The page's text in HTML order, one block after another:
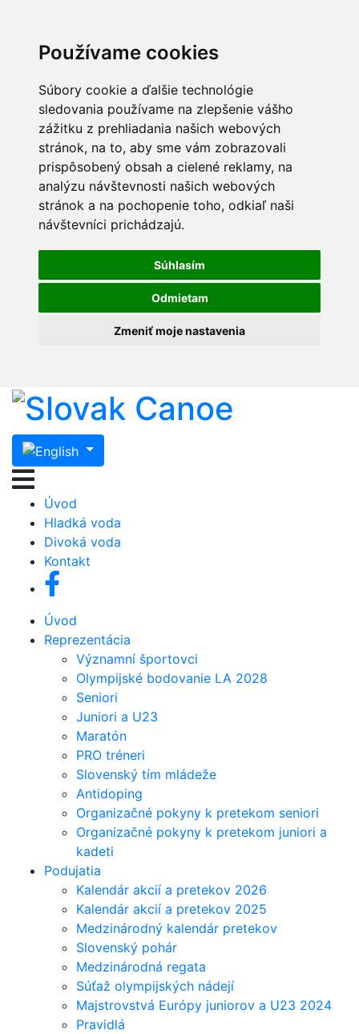
Používame cookies
Súbory cookie a ďalšie technológie
sledovania používame na zlepšenie vášho
zážitku z prehliadania našich webových
stránok, na to, aby sme vám zobrazovali
prispôsobený obsah a cielené reklamy, na
analýzu návštevnosti našich webových
stránok a na pochopenie toho, odkiaľ naši
návštevníci prichádzajú.
Súhlasím
Odmietam
Zmeniť moje nastavenia
Úvod
Hladká voda
Divoká voda
Kontakt
Úvod
Reprezentácia
Významní športovci
Olympijské bodovanie LA 2028
Seniori
Juniori a U23
Maratón
PRO tréneri
Slovenský tím mládeže
Antidoping
Organizačné pokyny k pretekom seniori
Organizačné pokyny k pretekom juniori a
kadeti
Podujatia
Kalendár akcií a pretekov 2026
Kalendár akcií a pretekov 2025
Medzinárodný kalendár pretekov
Slovenský pohár
Medzinárodná regata
Súťaž olympijských nádejí
Majstrovstvá Európy juniorov a U23 2024
Pravidlá